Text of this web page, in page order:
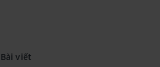
Bài viết